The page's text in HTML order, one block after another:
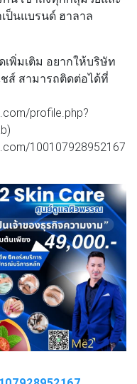
ป็นแบรนด์ ฮาลาล
พิ่มเติม อยากให้บริษัท
ส์ สามารถติดต่อได้ที่
profile.php?
100107928952167